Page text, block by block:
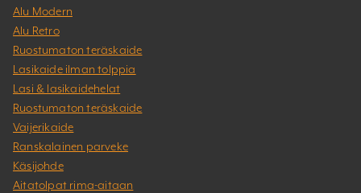
Alu Modern
Alu Retro
Ruostumaton teräskaide
Lasikaide ilman tolppia
Lasi & lasikaidehelat
Ruostumaton teräskaide
Vaijerikaide
Ranskalainen parveke
Käsijohde
Aitatolpat rima-aitaan